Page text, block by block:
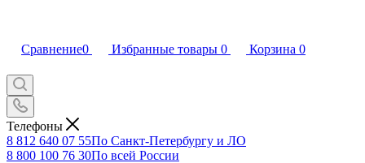
Сравнение0 Избранные товары 0 Корзина 0
Телефоны
8 812 640 07 55По Санкт-Петербургу и ЛО
8 800 100 76 30По всей России